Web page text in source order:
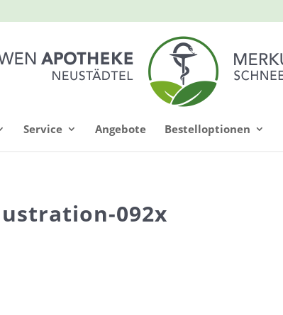
Service Angebote Bestelloptionen
092x